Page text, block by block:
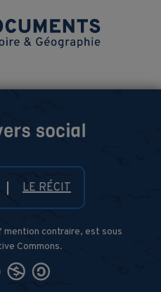
LE RÉCIT
contraire, est sous
Commons.